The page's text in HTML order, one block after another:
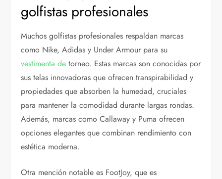
golfistas profesionales
Muchos golfistas profesionales respaldan marcas
como Nike, Adidas y Under Armour para su
vestimenta de torneo. Estas marcas son conocidas por
sus telas innovadoras que ofrecen transpirabilidad y
propiedades que absorben la humedad, cruciales
para mantener la comodidad durante largas rondas.
Además, marcas como Callaway y Puma ofrecen
opciones elegantes que combinan rendimiento con
estética moderna.
Otra mención notable es FootJoy, que es